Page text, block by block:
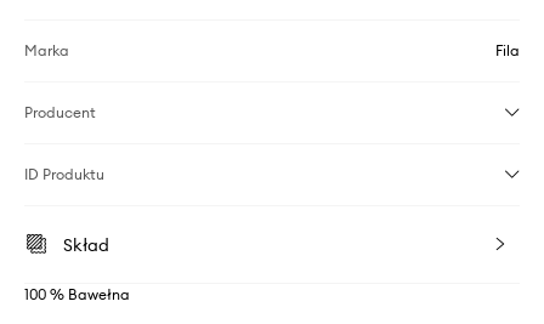
Marka Fila
Producent
ID Produktu
Skład
100 % Bawełna